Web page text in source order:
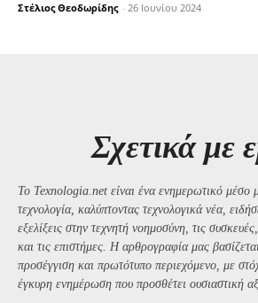
Στέλιος Θεοδωρίδης - 26 Ιουνίου 2024
Σχετικά με
Το Texnologia.net είναι ένα ενημερωτικό μέσο
τεχνολογία, καλύπτοντας τεχνολογικά νέα,
εξελίξεις στην τεχνητή νοημοσύνη, τις
και τις επιστήμες. Η αρθρογραφία μας
προσέγγιση και πρωτότυπο περιεχόμενο, με
έγκυρη ενημέρωση που προσθέτει ουσιαστική